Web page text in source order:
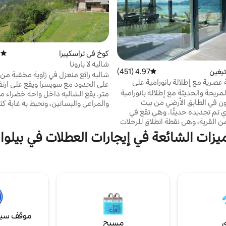
متوسط التقييم 4.97 من 5، 451 مراجعات
4.97 (451)
عصرية مع إطلالة بانورامية على
والحديثة مع إطلالة بانورامية
في الطابق الأرضي من بيت
تم تجديده حديثًا. وهي تقع في
القرية، وهي نقطة انطلاق للرحلات
مثالية لأربعة أشخاص.
شرفة مع إطلالة على البحيرة و 2 كرسي
شواء كبيرة مع صندوق من
بيتنبرغ، برن
كوخ في تراسكييرا
شاليه لا بارونا
شاليه رائع منعزل في زاوية مخفية
متر. يقع الشاليه داخل واحة
والمراعي والبساتين، وتحيط به غابة
على جبال سويسرا الأربعة آلاف
فصل الشتاء، في حالة تساقط الثلوج،
الشائعة في إيجارات العطلات في
مسبح
موقف